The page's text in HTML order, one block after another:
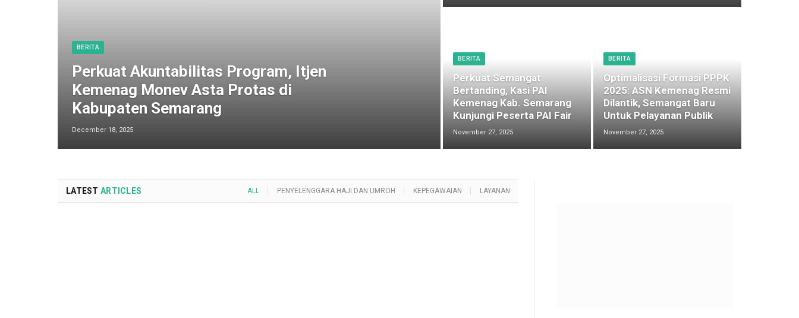
BERITA
Perkuat Akuntabilitas Program, Itjen
Kemenag Monev Asta Protas di
Kabupaten Semarang
December 18, 2025
BERITA
Perkuat Semangat
Bertanding, Kasi PAI
Kemenag Kab. Semarang
Kunjungi Peserta PAI Fair
November 27, 2025
BERITA
Optimalisasi Formasi PPPK
2025: ASN Kemenag Resmi
Dilantik, Semangat Baru
Untuk Pelayanan Publik
November 27, 2025
LATEST ARTICLES ALL PENYELENGGARA HAJI DAN UMROH KEPEGAWAIAN LAYANAN